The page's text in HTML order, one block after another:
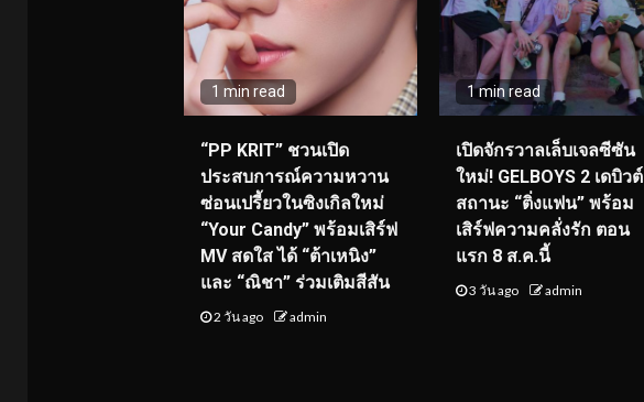
1 min read
“PP KRIT” ชวนเปิด
ประสบการณ์ความหวาน
ซ่อนเปรี้ยวในซิงเกิลใหม่
“Your Candy” พร้อมเสิร์ฟ
MV สดใส ได้ “ต้าเหนิง”
และ “ณิชา” ร่วมเติมสีสัน
2 วัน ago admin
1 min read
เปิดจักรวาลเล็บเจลซีซัน
ใหม่! GELBOYS 2 เดบิวต์
สถานะ “ติ่งแฟน” พร้อม
เสิร์ฟความคลั่งรัก ตอน
แรก 8 ส.ค.นี้
3 วัน ago admin